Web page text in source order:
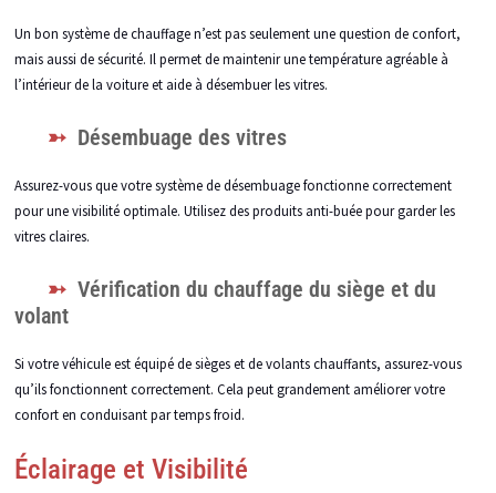
Un bon système de chauffage n’est pas seulement une question de confort,
mais aussi de sécurité. Il permet de maintenir une température agréable à
l’intérieur de la voiture et aide à désembuer les vitres.
Désembuage des vitres
Assurez-vous que votre système de désembuage fonctionne correctement
pour une visibilité optimale. Utilisez des produits anti-buée pour garder les
vitres claires.
Vérification du chauffage du siège et du
volant
Si votre véhicule est équipé de sièges et de volants chauffants, assurez-vous
qu’ils fonctionnent correctement. Cela peut grandement améliorer votre
confort en conduisant par temps froid.
Éclairage et Visibilité